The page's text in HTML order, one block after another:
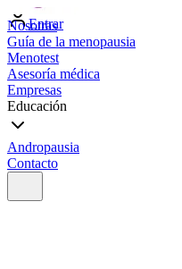
Entrar
Nosotras
Guía de la menopausia
Menotest
Asesoría médica
Empresas
Educación
Andropausia
Contacto